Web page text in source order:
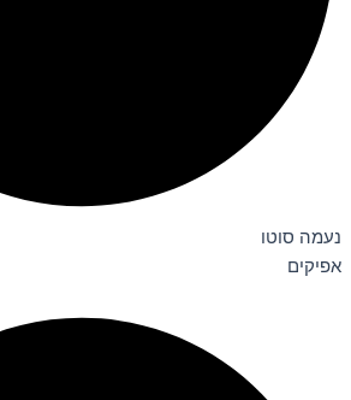
נעמה סוטו
אפיקים